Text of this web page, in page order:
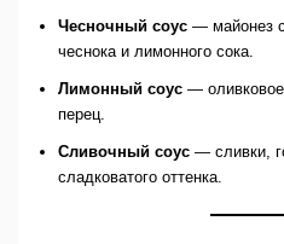
Чесночный соус— майонез с
чеснока и лимонного сока.
Лимонный соус— оливковое
перец.
Сливочный соус— сливки,
сладковатого оттенка.